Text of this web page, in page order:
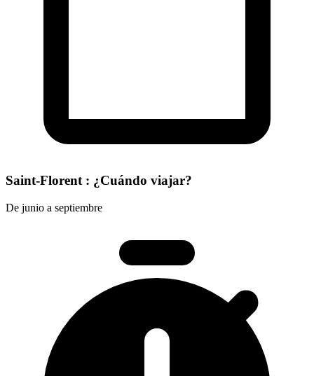
Saint-Florent : ¿Cuándo viajar?
De junio a septiembre